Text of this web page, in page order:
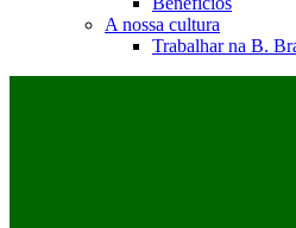
A nossa cultura
Trabalhar na B.